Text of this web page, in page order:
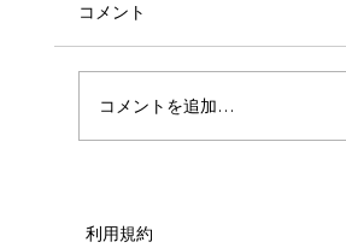
🧼ハウスクリーニング🧼
コメント
コメントを追加…
利用規約